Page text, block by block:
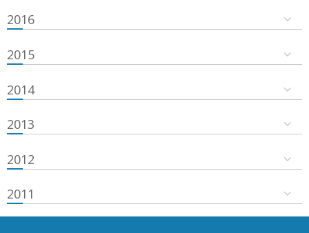
2016
2015
2014
2013
2012
2011